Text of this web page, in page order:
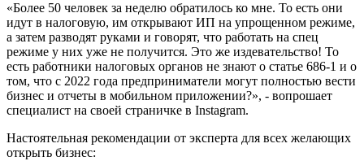
«Более 50 человек за неделю обратилось ко мне. То есть они
идут в налоговую, им открывают ИП на упрощенном режиме,
а затем разводят руками и говорят, что работать на спец
режиме у них уже не получится. Это же издевательство! То
есть работники налоговых органов не знают о статье 686-1 и о
том, что с 2022 года предприниматели могут полностью вести
бизнес и отчеты в мобильном приложении?», - вопрошает
специалист на своей страничке в Instagram.
Настоятельная рекомендации от эксперта для всех желающих
открыть бизнес: